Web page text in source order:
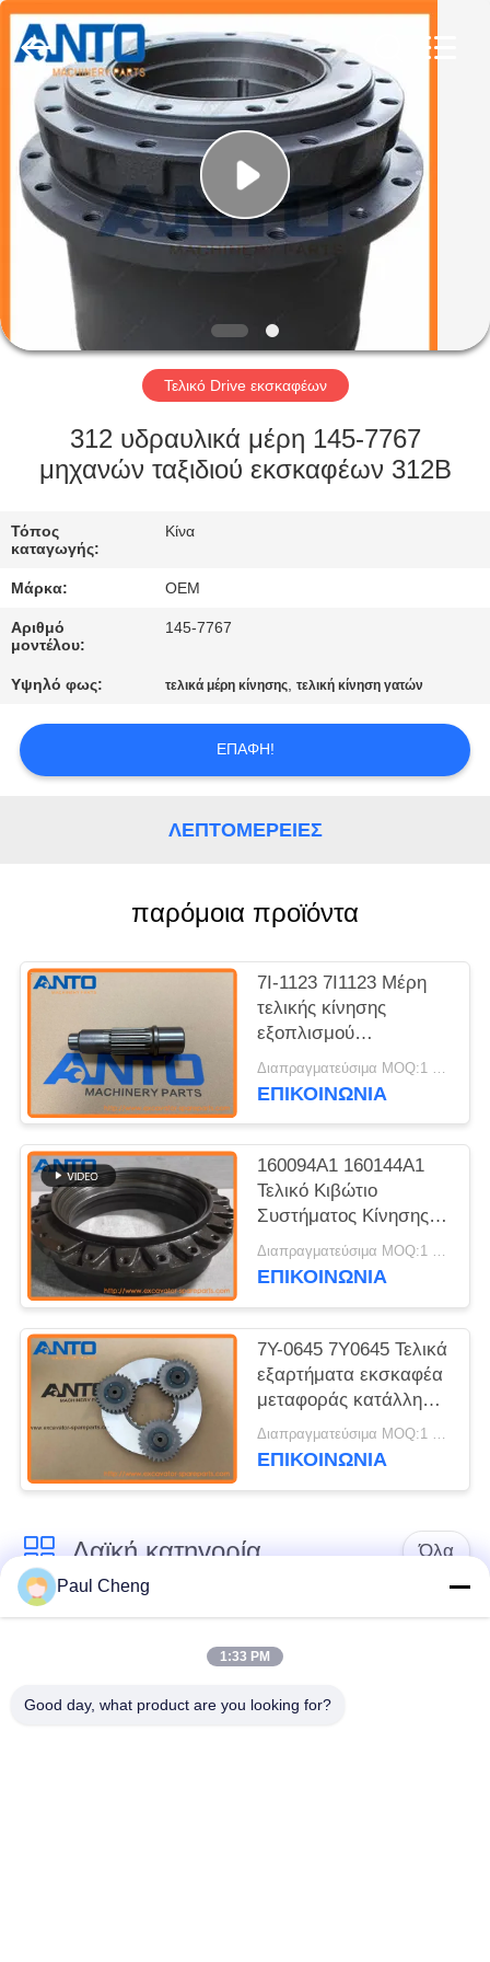
ΣΠΊΤΙ
ΠΡΟΪΌΝΤΑ
ΠΕΡΊΠΟΥ
ΕΜΕΊΣ
ΓΎΡΟΣ
ΕΡΓΟΣΤΑΣΊΩΝ
ΠΟΙΟΤΙΚΌΣ
ΜΠΛΟΓΚ
SITEMAP
ΑΠΟΡΡΉΤΟΥ
Anto
Machinery
Parts
Co.,Ltd..
Reserved.
Τελικό Drive εκσκαφέων
312 υδραυλικά μέρη 145-7767
μηχανών ταξιδιού εκσκαφέων 312B
Τόπος
καταγωγής:
Κίνα
Μάρκα: OEM
Αριθμό
μοντέλου:
145-7767
Υψηλό φως: τελικά μέρη κίνησης,τελική κίνηση γατών
ΕΠΑΦΉ!
ΛΕΠΤΟΜΈΡΕΙΕΣ
παρόμοια προϊόντα
7I-1123 7I1123 Μέρη
τελικής κίνησης
εξοπλισμού
εξοπλισμού
εξοπλισμού
εξοπλισμού
εξοπλισμού
Διαπραγματεύσιμα MOQ:1 ΤΕΜ
ΕΠΙΚΟΙΝΩΝΙΑ
160094A1 160144A1
Τελικό Κιβώτιο
Συστήματος Κίνησης
Γρανάζι Εκσκαφέα
Ανταλλακτικά
Διαπραγματεύσιμα MOQ:1 τεμ
ΕΠΙΚΟΙΝΩΝΙΑ
7Y-0645 7Y0645 Τελικά
εξαρτήματα εκσκαφέα
μεταφοράς κατάλληλα
για C9 3126B 325C
328D LCR 330B
Διαπραγματεύσιμα MOQ:1 τεμ
ΕΠΙΚΟΙΝΩΝΙΑ
Λαϊκή κατηγορία Όλα
Εκσκαφέας
Τελικό Drive
εκσκαφέων
εργαλείο
Paul Cheng
1:33 PM
Good day, what product are you looking for?